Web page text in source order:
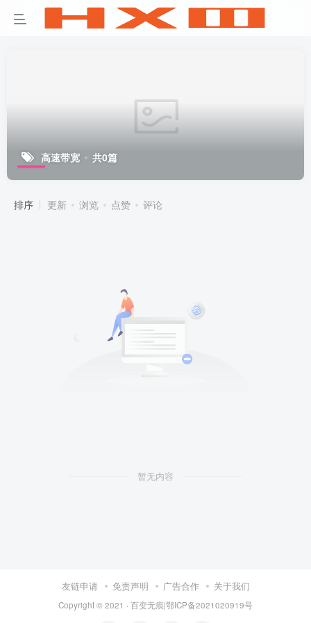
高速带宽 共0篇
排序 更新 浏览 点赞 评论
暂无内容
友链申请 免责声明 广告合作 关于我们
Copyright © 2021 · 百变无痕|鄂ICP备2021020919号